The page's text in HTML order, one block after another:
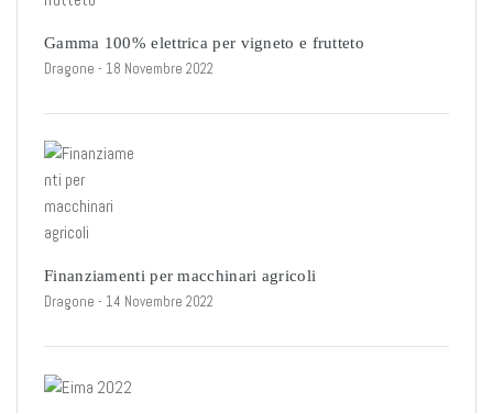
Gamma 100% elettrica per vigneto e frutteto
Dragone - 18 Novembre 2022
Finanziamenti per macchinari agricoli
Dragone - 14 Novembre 2022